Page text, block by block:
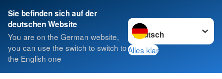
Sie befinden sich auf der
deutschen Website
You are on the German website,
you can use the switch to switch to
the English one
Sprache wechseln zu
Alles klar